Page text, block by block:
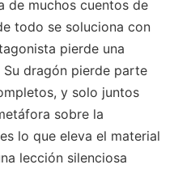
de muchos cuentos de
todo se soluciona con
pierde una
dragón pierde parte
y solo juntos
sobre la
lo que eleva el material
lección silenciosa